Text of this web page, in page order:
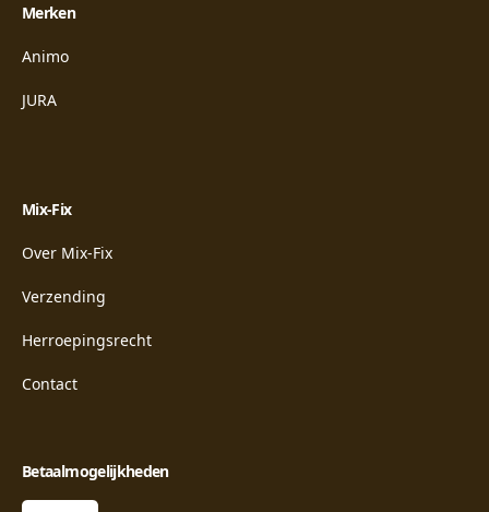
Merken
Animo
JURA
Mix-Fix
Over Mix-Fix
Verzending
Herroepingsrecht
Contact
Betaalmogelijkheden